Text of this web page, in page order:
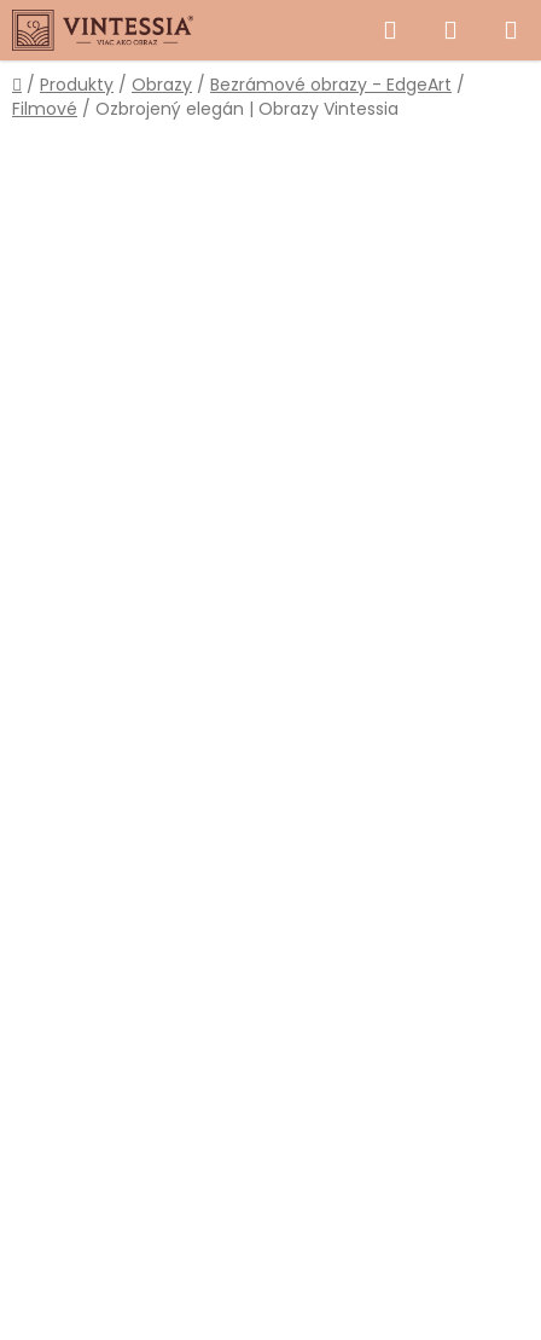
Prejsť
na
obsah
Hľadať
KOŠÍK
Domov
/ Produkty / Obrazy / Bezrámové obrazy - EdgeArt /
Filmové / Ozbrojený elegán | Obrazy Vintessia